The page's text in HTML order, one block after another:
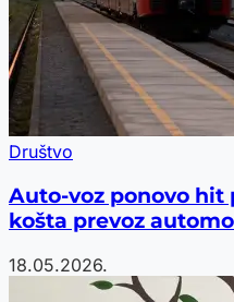
Društvo
Auto-voz ponovo hit
košta prevoz
18.05.2026.